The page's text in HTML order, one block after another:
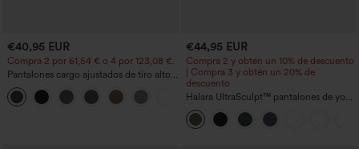
€40,95 EUR
Compra 2 por 61,54 € o 4 por 123,08 €.
Pantalones cargo ajustados de tiro alto
con múltiples bolsillos y cremallera con
botones
+10
€44,95 EUR
Compra 2 y obtén un 10% de descuento
| Compra 3 y obtén un 20% de
descuento
Halara UltraSculpt™ pantalones de yoga
holgados de talle alto con control
abdominal, rayas color block y bolsillos